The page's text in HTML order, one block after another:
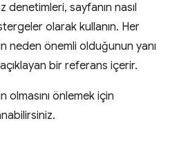
denetimleri, sayfanın nasıl
olarak kullanın. Her
neden önemli olduğunun yanı
bir referans içerir.
olmasını önlemek için